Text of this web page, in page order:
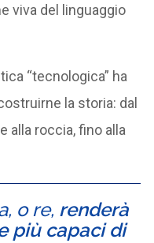
viva del linguaggio
“tecnologica” ha
la storia: dal
alla roccia, fino alla
o re, renderà
più capaci di